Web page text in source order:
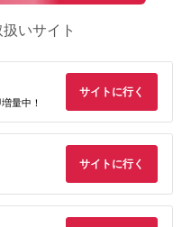
いサイト
量中！
サイトに行く
サイトに行く